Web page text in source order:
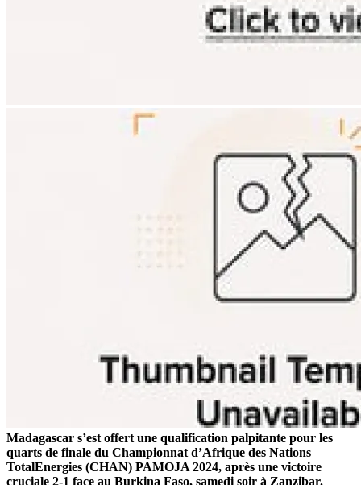
Madagascar s’est offert une qualification palpitante pour les
quarts de finale du Championnat d’Afrique des Nations
TotalEnergies (CHAN) PAMOJA 2024, après une victoire
cruciale 2-1 face au Burkina Faso, samedi soir à Zanzibar.